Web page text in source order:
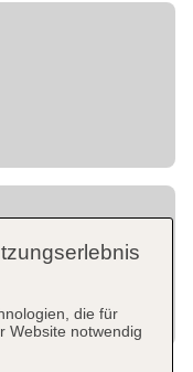
die für
Website notwendig